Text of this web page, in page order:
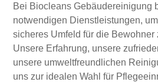
Bei Biocleans Gebäudereinigung
notwendigen Dienstleistungen,
sicheres Umfeld für die Bewohner
Unsere Erfahrung, unsere
unsere umweltfreundlichen
uns zur idealen Wahl für